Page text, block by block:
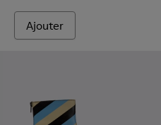
Ajouter